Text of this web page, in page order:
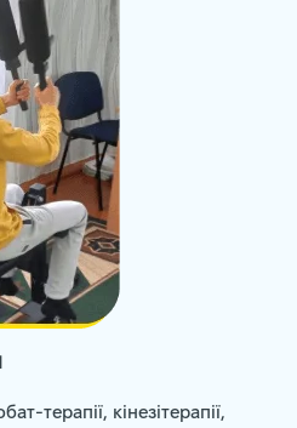
терапії, кінезітерапії,